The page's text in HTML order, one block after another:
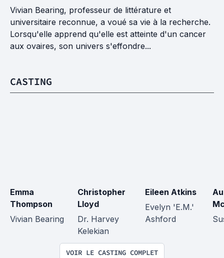
Vivian Bearing, professeur de littérature et
universitaire reconnue, a voué sa vie à la recherche.
Lorsqu'elle apprend qu'elle est atteinte d'un cancer
aux ovaires, son univers s'effondre...
CASTING
Emma
Thompson
Vivian Bearing
Christopher
Lloyd
Dr. Harvey
Kelekian
Eileen Atkins
Evelyn 'E.M.'
Ashford
VOIR LE CASTING COMPLET